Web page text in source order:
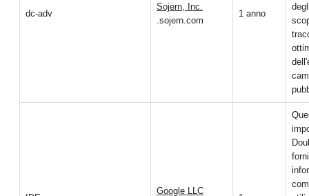
dc-adv
Sojern, Inc.
.sojern.com
1 anno
Google LLC